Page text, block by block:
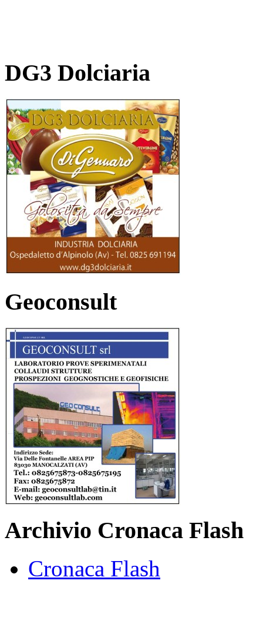
DG3 Dolciaria
Geoconsult
Archivio Cronaca Flash
Cronaca Flash